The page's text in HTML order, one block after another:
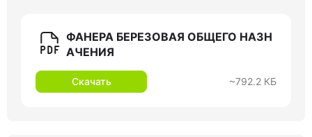
ФАНЕРА БЕРЕЗОВАЯ ОБЩЕГО НАЗН
АЧЕНИЯ
Скачать ~792.2 КБ